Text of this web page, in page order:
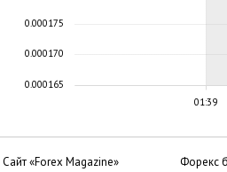
01:39
0.000165
0.000170
0.000175
Сайт «Forex Magazine»
Форекс